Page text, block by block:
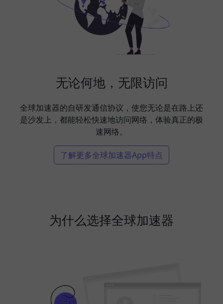
无论何地，无限访问
全球加速器的自研发通信协议，使您无论是在路上还
是沙发上，都能轻松快速地访问网络，体验真正的极
速网络。
了解更多全球加速器App特点
为什么选择全球加速器